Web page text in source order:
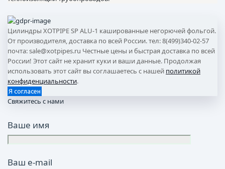
Цилиндры XOTPIPE SP ALU-1 кашированные негорючей фольгой.
От производителя, доставка по всей России. тел: 8(499)340-02-57
почта: sale@xotpipes.ru Честные цены и быстрая доставка по всей
России! Этот сайт не хранит куки и ваши данные. Продолжая
использовать этот сайт вы соглашаетесь с нашей политикой
конфиденциальности.
Я согласен
Свяжитесь с нами
Ваше имя
Ваш e-mail